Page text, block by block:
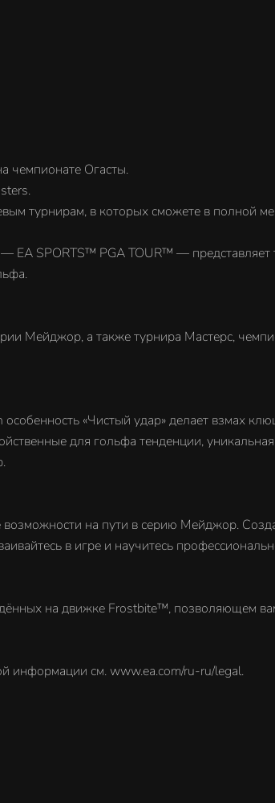
чемпионате Огасты.
турнирам, в которых сможете в полной
SPORTS™ PGA TOUR™ — представляет
Мейджор, а также турнира Мастерс,
«Чистый удар» делает взмах
для гольфа тенденции,
на пути в серию Мейджор.
в игре и научитесь
на движке Frostbite™, позволяющем
информации см. www.ea.com/ru-ru/legal.